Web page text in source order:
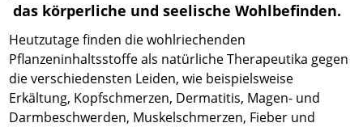
das körperliche und seelische Wohlbefinden.
Heutzutage finden die wohlriechenden
Pflanzeninhaltsstoffe als natürliche Therapeutika gegen
die verschiedensten Leiden, wie beispielsweise
Erkältung, Kopfschmerzen, Dermatitis, Magen- und
Darmbeschwerden, Muskelschmerzen, Fieber und